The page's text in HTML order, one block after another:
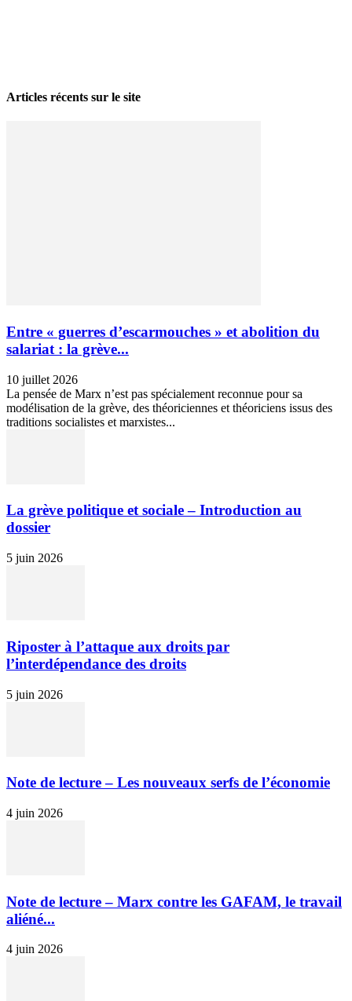
Articles récents sur le site
Entre « guerres d’escarmouches » et abolition du
salariat : la grève...
10 juillet 2026
La pensée de Marx n’est pas spécialement reconnue pour sa
modélisation de la grève, des théoriciennes et théoriciens issus des
traditions socialistes et marxistes...
La grève politique et sociale – Introduction au
dossier
5 juin 2026
Riposter à l’attaque aux droits par
l’interdépendance des droits
5 juin 2026
Note de lecture – Les nouveaux serfs de l’économie
4 juin 2026
Note de lecture – Marx contre les GAFAM, le travail
aliéné...
4 juin 2026